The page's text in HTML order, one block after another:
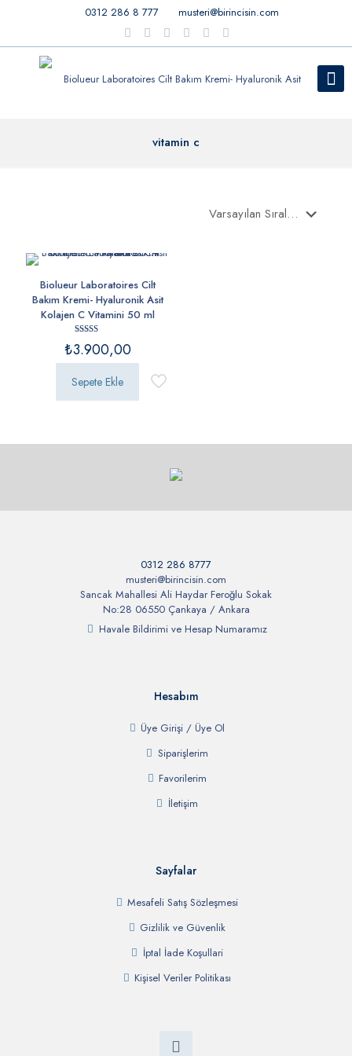
0312 286 8 777 musteri@birincisin.com
vitamin c
Biolueur Laboratoires Cilt
Bakım Kremi- Hyaluronik Asit
Kolajen C Vitamini 50 ml
5.00
oy aldı
₺3.900,00
Sepete Ekle
0312 286 8777
musteri@birincisin.com
Sancak Mahallesi Ali Haydar Feroğlu Sokak
No:28 06550 Çankaya / Ankara
Havale Bildirimi ve Hesap Numaramız
Hesabım
Üye Girişi / Üye Ol
Siparişlerim
Favorilerim
İletişim
Sayfalar
Mesafeli Satış Sözleşmesi
Gizlilik ve Güvenlik
İptal İade Koşullari
Kişisel Veriler Politikası